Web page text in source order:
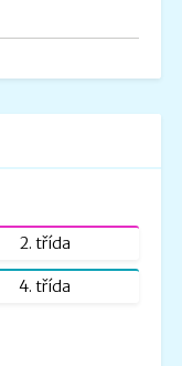
2. třída
4. třída